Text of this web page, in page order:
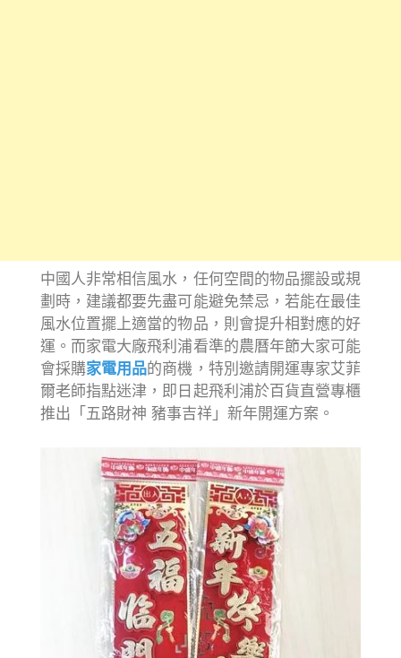
中國人非常相信風水，任何空間的物品擺設或規
劃時，建議都要先盡可能避免禁忌，若能在最佳
風水位置擺上適當的物品，則會提升相對應的好
運。而家電大廠飛利浦看準的農曆年節大家可能
會採購家電用品的商機，特別邀請開運專家艾菲
爾老師指點迷津，即日起飛利浦於百貨直營專櫃
推出「五路財神 豬事吉祥」新年開運方案。